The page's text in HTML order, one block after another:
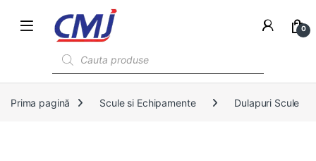
0
Prima pagină Scule si Echipamente Dulapuri Scule